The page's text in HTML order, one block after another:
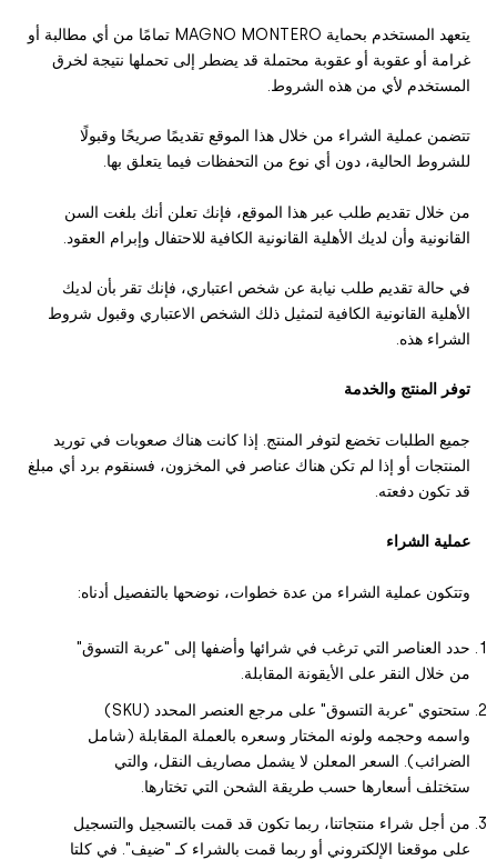
يتعهد المستخدم بحماية MAGNO MONTERO تمامًا من أي مطالبة أو
غرامة أو عقوبة أو عقوبة محتملة قد يضطر إلى تحملها نتيجة لخرق
المستخدم لأي من هذه الشروط.
تتضمن عملية الشراء من خلال هذا الموقع تقديمًا صريحًا وقبولًا
للشروط الحالية، دون أي نوع من التحفظات فيما يتعلق بها.
من خلال تقديم طلب عبر هذا الموقع، فإنك تعلن أنك بلغت السن
القانونية وأن لديك الأهلية القانونية الكافية للاحتفال وإبرام العقود.
في حالة تقديم طلب نيابة عن شخص اعتباري، فإنك تقر بأن لديك
الأهلية القانونية الكافية لتمثيل ذلك الشخص الاعتباري وقبول شروط
الشراء هذه.
توفر المنتج والخدمة
جميع الطلبات تخضع لتوفر المنتج. إذا كانت هناك صعوبات في توريد
المنتجات أو إذا لم تكن هناك عناصر في المخزون، فسنقوم برد أي مبلغ
قد تكون دفعته.
عملية الشراء
وتتكون عملية الشراء من عدة خطوات، نوضحها بالتفصيل أدناه:
حدد العناصر التي ترغب في شرائها وأضفها إلى "عربة التسوق"
من خلال النقر على الأيقونة المقابلة.
ستحتوي "عربة التسوق" على مرجع العنصر المحدد (SKU)
واسمه وحجمه ولونه المختار وسعره بالعملة المقابلة (شامل
الضرائب). السعر المعلن لا يشمل مصاريف النقل، والتي
ستختلف أسعارها حسب طريقة الشحن التي تختارها.
من أجل شراء منتجاتنا، ربما تكون قد قمت بالتسجيل والتسجيل
على موقعنا الإلكتروني أو ربما قمت بالشراء كـ "ضيف". في كلتا